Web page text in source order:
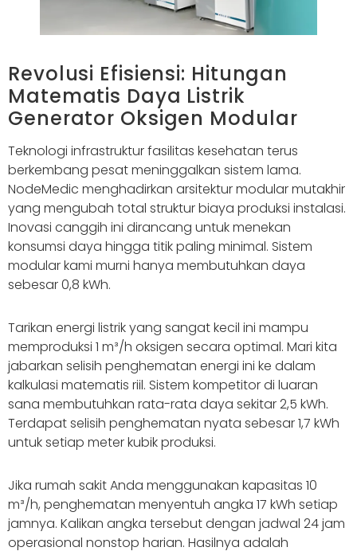
Revolusi Efisiensi: Hitungan
Matematis Daya Listrik
Generator Oksigen Modular
Teknologi infrastruktur fasilitas kesehatan terus
berkembang pesat meninggalkan sistem lama.
NodeMedic menghadirkan arsitektur modular mutakhir
yang mengubah total struktur biaya produksi instalasi.
Inovasi canggih ini dirancang untuk menekan
konsumsi daya hingga titik paling minimal. Sistem
modular kami murni hanya membutuhkan daya
sebesar 0,8 kWh.
Tarikan energi listrik yang sangat kecil ini mampu
memproduksi 1 m³/h oksigen secara optimal. Mari kita
jabarkan selisih penghematan energi ini ke dalam
kalkulasi matematis riil. Sistem kompetitor di luaran
sana membutuhkan rata-rata daya sekitar 2,5 kWh.
Terdapat selisih penghematan nyata sebesar 1,7 kWh
untuk setiap meter kubik produksi.
Jika rumah sakit Anda menggunakan kapasitas 10
m³/h, penghematan menyentuh angka 17 kWh setiap
jamnya. Kalikan angka tersebut dengan jadwal 24 jam
operasional nonstop harian. Hasilnya adalah